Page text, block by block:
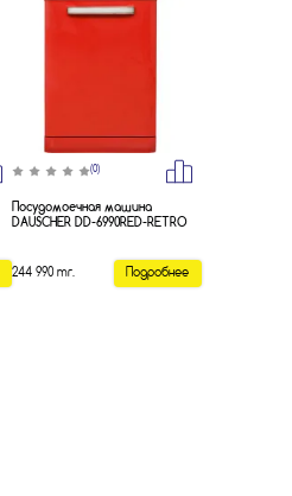
(0)
Посудомоечная машина
DAUSCHER DD-6990RED-RETRO
244 990 тг. Подробнее